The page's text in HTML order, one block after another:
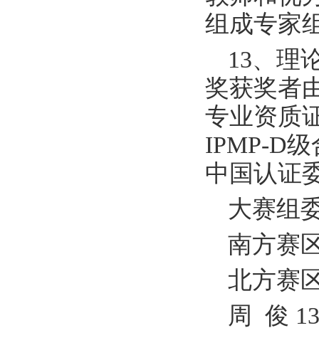
组成专家
13、理
奖获奖者
专业资质
IPMP-D
中国认证
大赛组
南方赛
北方赛
周 俊